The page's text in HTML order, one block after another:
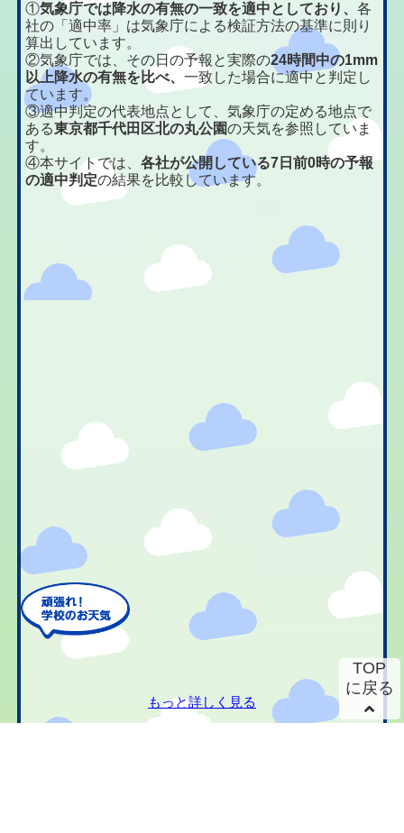
①気象庁では降水の有無の一致を適中としており、各
社の「適中率」は気象庁による検証方法の基準に則り
算出しています。
②気象庁では、その日の予報と実際の24時間中の1mm
以上降水の有無を比べ、一致した場合に適中と判定し
ています。
③適中判定の代表地点として、気象庁の定める地点で
ある東京都千代田区北の丸公園の天気を参照していま
す。
④本サイトでは、各社が公開している7日前0時の予報
の適中判定の結果を比較しています。
もっと詳しく見る
TOP
に戻る